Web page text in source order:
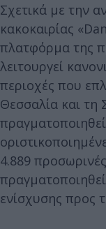
Σχετικά με την
κακοκαιρίας
πλατφόρμα της
λειτουργεί
περιοχές που
Θεσσαλία και τη
4.889
ενίσχυσης προς